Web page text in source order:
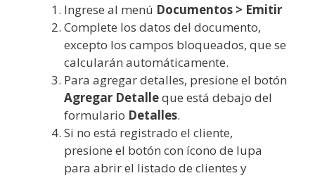
Ingrese al menú Documentos > Emitir
Complete los datos del documento,
excepto los campos bloqueados, que se
calcularán automáticamente.
Para agregar detalles, presione el botón
Agregar Detalleque está debajo del
formulario Detalles.
Si no está registrado el cliente,
presione el botón con ícono de lupa
para abrir el listado de clientes y